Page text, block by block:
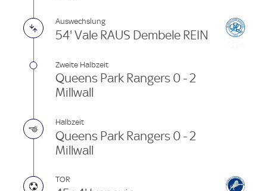
Auswechslung
54' Vale RAUS Dembele REIN
Zweite Halbzeit
Queens Park Rangers 0 - 2
Millwall
Halbzeit
Queens Park Rangers 0 - 2
Millwall
TOR